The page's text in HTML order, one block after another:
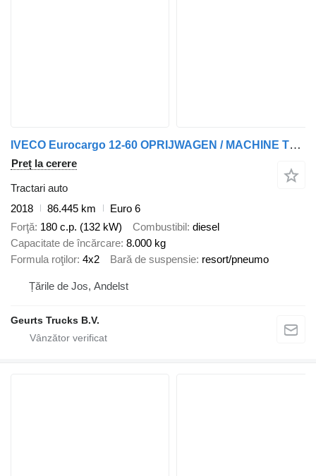
IVECO Eurocargo 12-60 OPRIJWAGEN / MACHINE TRANSPORTER / PLATEAU
Preț la cerere
Tractari auto
2018
86.445 km
Euro 6
Forţă 180 c.p. (132 kW) Combustibil diesel
Capacitate de încărcare 8.000 kg
Formula roţilor 4x2 Bară de suspensie resort/pneumo
Țările de Jos, Andelst
Geurts Trucks B.V.